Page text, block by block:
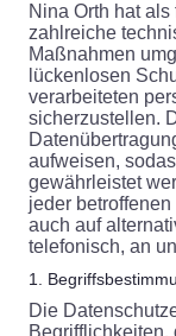
Nina Orth hat
zahlreiche
Maßnahmen
lückenlosen
verarbeiteten
sicherzustellen.
aufweisen,
gewährleistet
jeder
auch auf
telefonisch, an
1.
Die
Begrifflichkeiten,